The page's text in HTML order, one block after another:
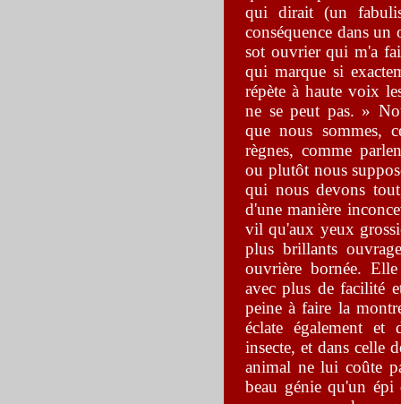
qui dirait (un
conséquence dans
sot ouvrier qui m'a
qui marque si
répète à haute voix
ne se peut pas. »
que nous sommes,
règnes, comme
ou plutôt nous
qui nous devons
d'une manière
vil qu'aux yeux
plus brillants
ouvrière bornée.
avec plus de facilité
peine à faire la
éclate également
insecte, et dans celle
animal ne lui coûte
beau génie qu'un épi